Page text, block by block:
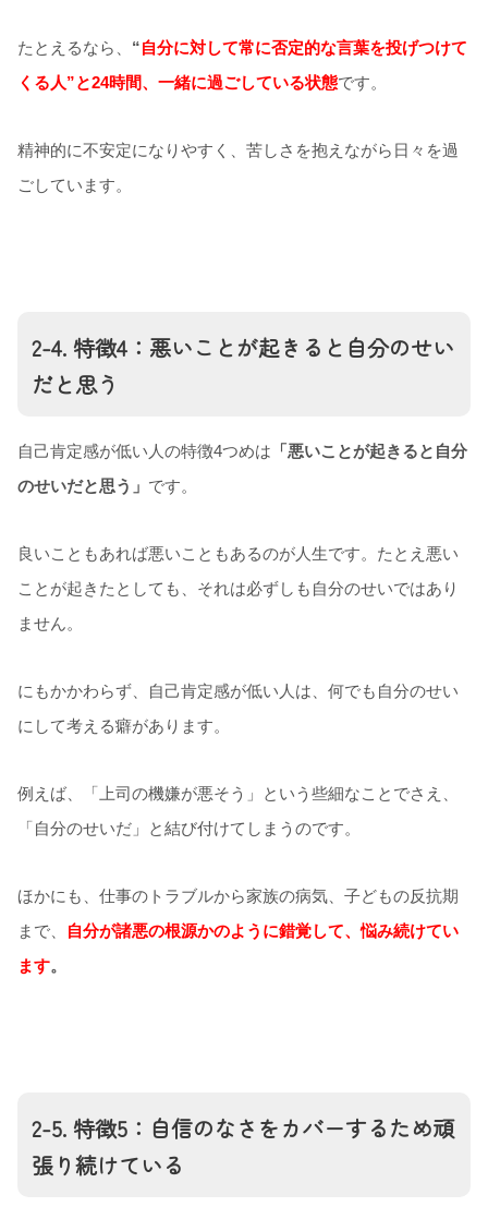
たとえるなら、 “自分に対して常に否定的な言葉を投げつけて
くる人”と24時間、一緒に過ごしている状態です。
精神的に不安定になりやすく、苦しさを抱えながら日々を過
ごしています。
2-4. 特徴4：悪いことが起きると自分のせい
だと思う
自己肯定感が低い人の特徴4つめは 「悪いことが起きると自分
のせいだと思う」 です。
良いこともあれば悪いこともあるのが人生です。たとえ悪い
ことが起きたとしても、それは必ずしも自分のせいではあり
ません。
にもかかわらず、自己肯定感が低い人は、何でも自分のせい
にして考える癖があります。
例えば、「上司の機嫌が悪そう」という些細なことでさえ、
「自分のせいだ」と結び付けてしまうのです。
ほかにも、仕事のトラブルから家族の病気、子どもの反抗期
まで、
自分が諸悪の根源かのように錯覚して、悩み続けてい
ます。
2-5. 特徴5：自信のなさをカバーするため頑
張り続けている